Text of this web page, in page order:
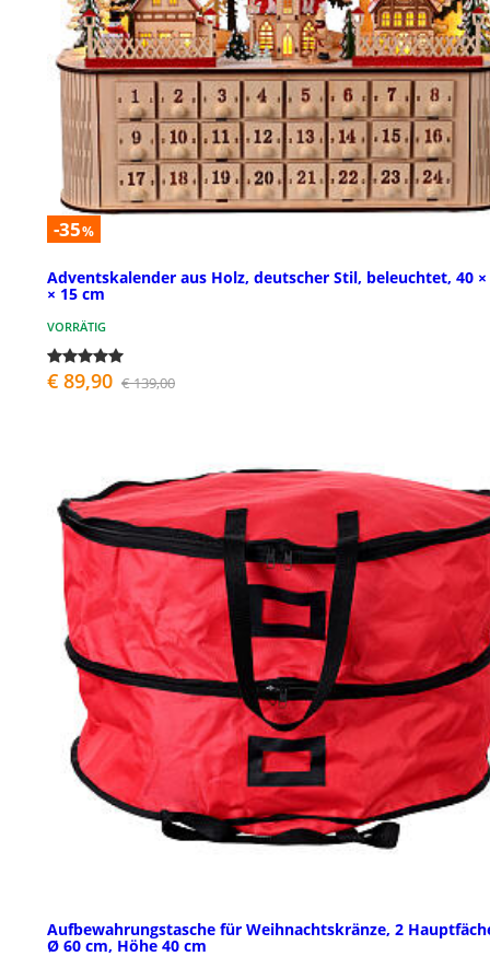
-35%
Adventskalender aus Holz, deutscher Stil, beleuchtet, 40 ×
× 15 cm
VORRÄTIG
€ 89,90 € 139,00
Aufbewahrungstasche für Weihnachtskränze, 2
Ø 60 cm, Höhe 40 cm